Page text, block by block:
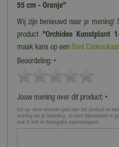
55 cm - Oranje"
Wij zijn benieuwd naar je mening!
product "Orchidee Kunstplant
maak kans op een Boet
Beoordeling: *
Jouw mening over dit product: *
Let op: deze recensie gaat over het product en
levering van je bestelling. Je kunt bijvoorbeeld in
look & feel en belangrijke eigenschappen.